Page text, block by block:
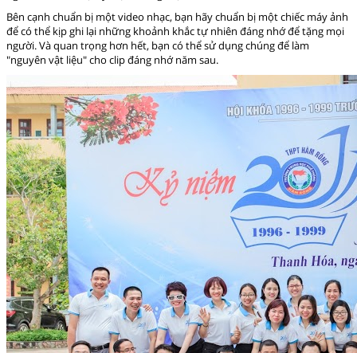
Bên cạnh chuẩn bị một video nhạc, bạn hãy chuẩn bị một chiếc máy ảnh
để có thể kịp ghi lại những khoảnh khắc tự nhiên đáng nhớ để tặng mọi
người. Và quan trọng hơn hết, bạn có thể sử dụng chúng để làm
"nguyên vật liệu" cho clip đáng nhớ năm sau.